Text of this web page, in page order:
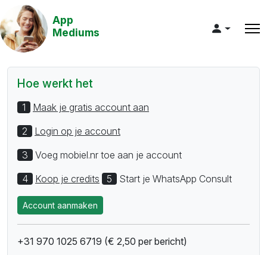
App
Mediums
Hoe werkt het
1
Maak je gratis account aan
2
Login op je account
3
Voeg mobiel.nr toe aan je account
4
Koop je credits 5 Start je WhatsApp Consult
Account aanmaken
+31 970 1025 6719 (€ 2,50 per bericht)